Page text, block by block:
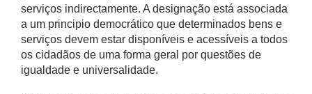
serviços indirectamente. A designação está associada
a um principio democrático que determinados bens e
serviços devem estar disponíveis e acessíveis a todos
os cidadãos de uma forma geral por questões de
igualdade e universalidade.